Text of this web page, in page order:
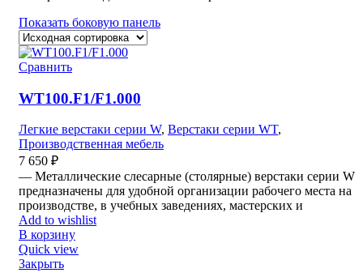
Закрыть
Показать боковую панель
Сравнить
WT100.F1/F1.000
Легкие верстаки серии W, Верстаки серии WT,
Производственная мебель
7 650 ₽
— Металлические слесарные (столярные) верстаки серии W
предназначены для удобной организации рабочего места на
производстве, в учебных заведениях, мастерских и
Add to wishlist
В корзину
Quick view